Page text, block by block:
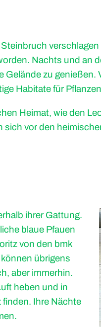
Nachts und an
zu
Habitate für
Heimat, wie den
vor den
ihrer Gattung.
blaue Pfauen
von den bmk
übrigens
aber immerhin.
heben und in
Ihre Nächte